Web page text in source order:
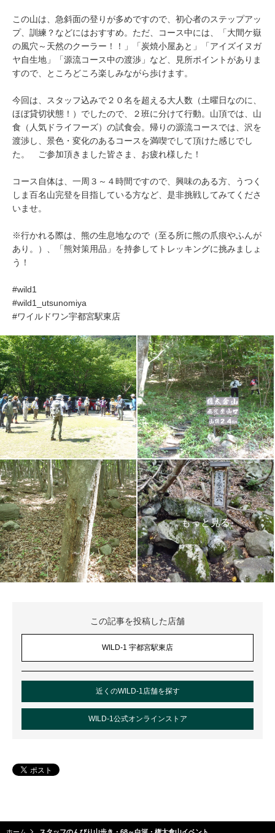
この山は、急斜面の登りが多めですので、初心者のステップアッ
プ、訓練？などにはおすすめ。ただ、コース中には、「大間ケ嶽
の風穴～天然のクーラー！！」「炭焼小屋あと」「アイズイヌガ
ヤ自生地」「源流コース中の渡渉」など、見所ポイントがありま
すので、ところどころ楽しみながら歩けます。
今回は、スタッフ込みで２０名を超える大人数（土曜日なのに、
ほぼ貸切状態！）でしたので、２班に分けて行動。山頂では、山
食（人気ドライフーズ）の試食会。帰りの源流コースでは、沢を
渡渉し、景色・変化のあるコースを満喫でして頂けた感じでし
た。 ご参加頂きました皆さま、お疲れ様した！
コース自体は、一周３～４時間ですので、興味のある方、うつく
しま百名山完登を目指している方など、是非挑戦してみてくださ
いませ。
※行かれる際は、熊の生息地なので（至る所に熊の爪痕やふんが
あり。）、「熊対策用品」を持参してトレッキングに挑みましょ
う！
#wild1
#wild1_utsunomiya
#ワイルドワン宇都宮駅東店
この記事を投稿した店舗
WILD-1 宇都宮駅東店
近くのWILD-1店舗を探す
WILD-1公式オンラインストア